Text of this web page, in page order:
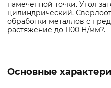
намеченной точки. Угол
цилиндрический.
обработки металлов с
растяжение до 1100 Н/мм?.
Основные